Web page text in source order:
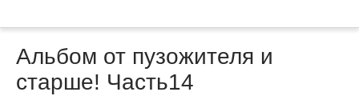
Альбом от пузожителя и
старше! Часть14